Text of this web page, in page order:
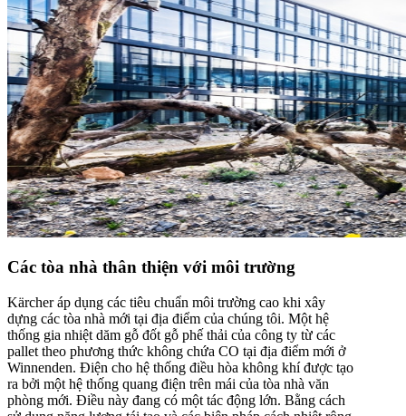
Các tòa nhà thân thiện với môi trường
Kärcher áp dụng các tiêu chuẩn môi trường cao khi xây
dựng các tòa nhà mới tại địa điểm của chúng tôi. Một hệ
thống gia nhiệt dăm gỗ đốt gỗ phế thải của công ty từ các
pallet theo phương thức không chứa CO tại địa điểm mới ở
Winnenden. Điện cho hệ thống điều hòa không khí được tạo
ra bởi một hệ thống quang điện trên mái của tòa nhà văn
phòng mới. Điều này đang có một tác động lớn. Bằng cách